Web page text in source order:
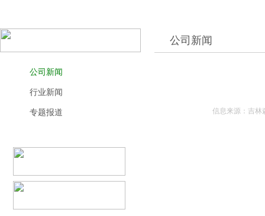
公司新闻
行业新闻
专题报道
公司新闻
信息来源：吉